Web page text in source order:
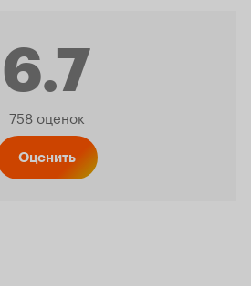
6.7
Рейтинг
758 оценок
Оценить